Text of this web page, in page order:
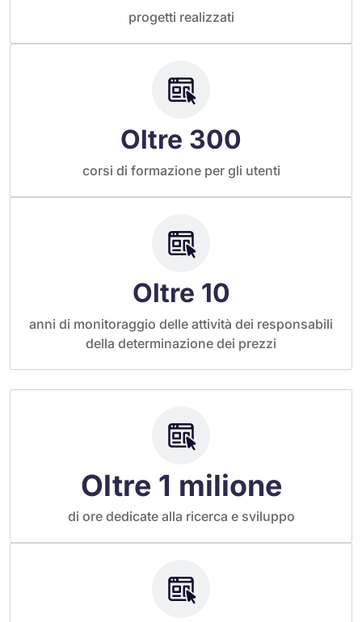
progetti realizzati
Oltre 300
corsi di formazione per gli utenti
Oltre 10
anni di monitoraggio delle attività dei responsabili
della determinazione dei prezzi
Oltre 1 milione
di ore dedicate alla ricerca e sviluppo